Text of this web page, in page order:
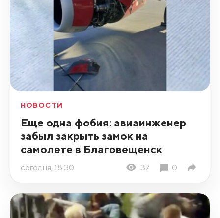
НОВОСТИ
Еще одна фобия: авиаинженер
забыл закрыть замок на
самолете в Благовещенск
сегодня, 18:30 37 0